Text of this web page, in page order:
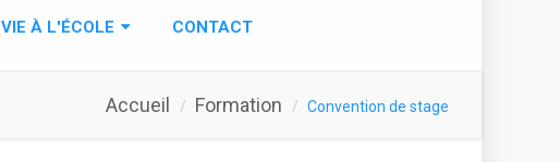
VIE À L'ÉCOLE CONTACT
Accueil Formation Convention de stage